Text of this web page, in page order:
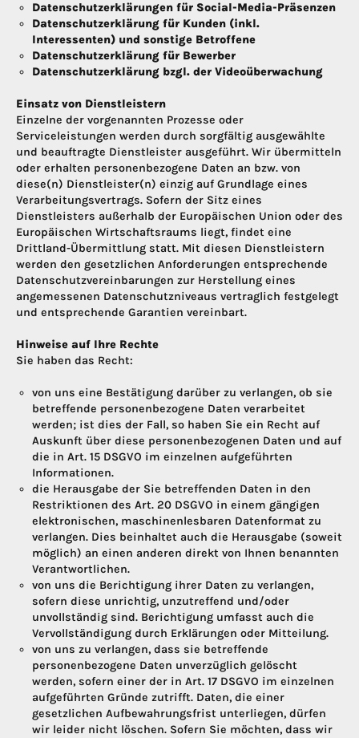
Datenschutzerklärungen für Social-Media-Präsenzen
Datenschutzerklärung für Kunden (inkl.
Interessenten) und sonstige Betroffene
Datenschutzerklärung für Bewerber
Datenschutzerklärung bzgl. der Videoüberwachung
Einsatz von Dienstleistern
Einzelne der vorgenannten Prozesse oder
Serviceleistungen werden durch sorgfältig ausgewählte
und beauftragte Dienstleister ausgeführt. Wir übermitteln
oder erhalten personenbezogene Daten an bzw. von
diese(n) Dienstleister(n) einzig auf Grundlage eines
Verarbeitungsvertrags. Sofern der Sitz eines
Dienstleisters außerhalb der Europäischen Union oder des
Europäischen Wirtschaftsraums liegt, findet eine
Drittland-Übermittlung statt. Mit diesen Dienstleistern
werden den gesetzlichen Anforderungen entsprechende
Datenschutzvereinbarungen zur Herstellung eines
angemessenen Datenschutzniveaus vertraglich festgelegt
und entsprechende Garantien vereinbart.
Hinweise auf Ihre Rechte
Sie haben das Recht:
von uns eine Bestätigung darüber zu verlangen, ob sie
betreffende personenbezogene Daten verarbeitet
werden; ist dies der Fall, so haben Sie ein Recht auf
Auskunft über diese personenbezogenen Daten und auf
die in Art. 15 DSGVO im einzelnen aufgeführten
Informationen.
die Herausgabe der Sie betreffenden Daten in den
Restriktionen des Art. 20 DSGVO in einem gängigen
elektronischen, maschinenlesbaren Datenformat zu
verlangen. Dies beinhaltet auch die Herausgabe (soweit
möglich) an einen anderen direkt von Ihnen benannten
Verantwortlichen.
von uns die Berichtigung ihrer Daten zu verlangen,
sofern diese unrichtig, unzutreffend und/oder
unvollständig sind. Berichtigung umfasst auch die
Vervollständigung durch Erklärungen oder Mitteilung.
von uns zu verlangen, dass sie betreffende
personenbezogene Daten unverzüglich gelöscht
werden, sofern einer der in Art. 17 DSGVO im einzelnen
aufgeführten Gründe zutrifft. Daten, die einer
gesetzlichen Aufbewahrungsfrist unterliegen, dürfen
wir leider nicht löschen. Sofern Sie möchten, dass wir